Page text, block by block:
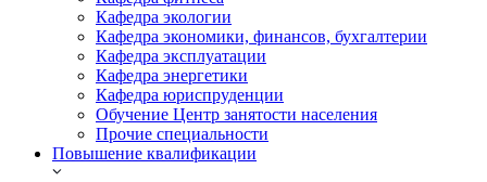
Кафедра экологии
Кафедра экономики, финансов, бухгалтерии
Кафедра эксплуатации
Кафедра энергетики
Кафедра юриспруденции
Обучение Центр занятости населения
Прочие специальности
Повышение квалификации